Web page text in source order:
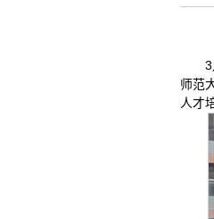
师范
人才